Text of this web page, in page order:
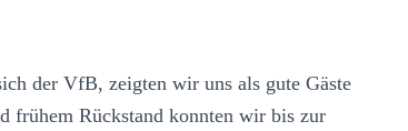
der VfB, zeigten wir uns als gute Gäste
frühem Rückstand konnten wir bis zur